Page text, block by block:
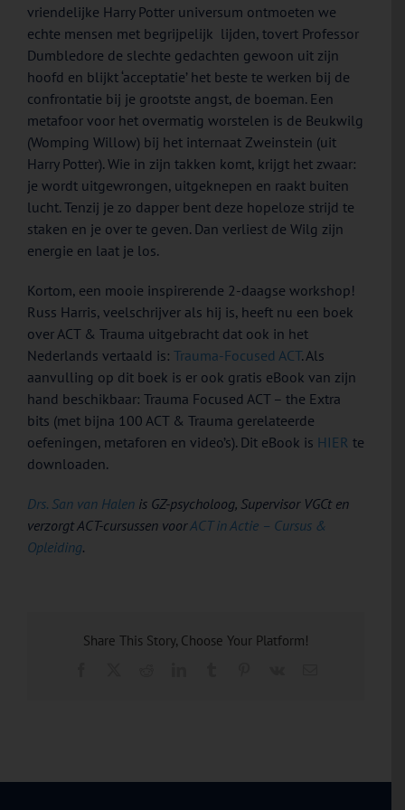
vriendelijke Harry Potter universum ontmoeten we
echte mensen met begrijpelijk lijden, tovert Professor
Dumbledore de slechte gedachten gewoon uit zijn
hoofd en blijkt ‘acceptatie’ het beste te werken bij de
confrontatie bij je grootste angst, de boeman. Een
metafoor voor het overmatig worstelen is de Beukwilg
(Womping Willow) bij het internaat Zweinstein (uit
Harry Potter). Wie in zijn takken komt, krijgt het zwaar:
je wordt uitgewrongen, uitgeknepen en raakt buiten
lucht. Tenzij je zo dapper bent deze hopeloze strijd te
staken en je over te geven. Dan verliest de Wilg zijn
energie en laat je los.
Kortom, een mooie inspirerende 2-daagse workshop!
Russ Harris, veelschrijver als hij is, heeft nu een boek
over ACT & Trauma uitgebracht dat ook in het
Nederlands vertaald is: Trauma-Focused ACT. Als
aanvulling op dit boek is er ook gratis eBook van zijn
hand beschikbaar: Trauma Focused ACT – the Extra
bits (met bijna 100 ACT & Trauma gerelateerde
oefeningen, metaforen en video’s). Dit eBook is HIER te
downloaden.
Drs. San van Halen is GZ-psycholoog, Supervisor VGCt en
verzorgt ACT-cursussen voorACT in Actie – Cursus &
Opleiding.
Share This Story, Choose Your Platform!